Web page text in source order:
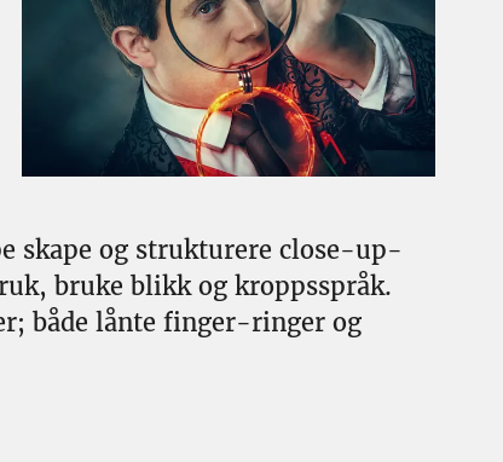
skape og strukturere close-up-
bruke blikk og kroppsspråk.
både lånte finger-ringer og